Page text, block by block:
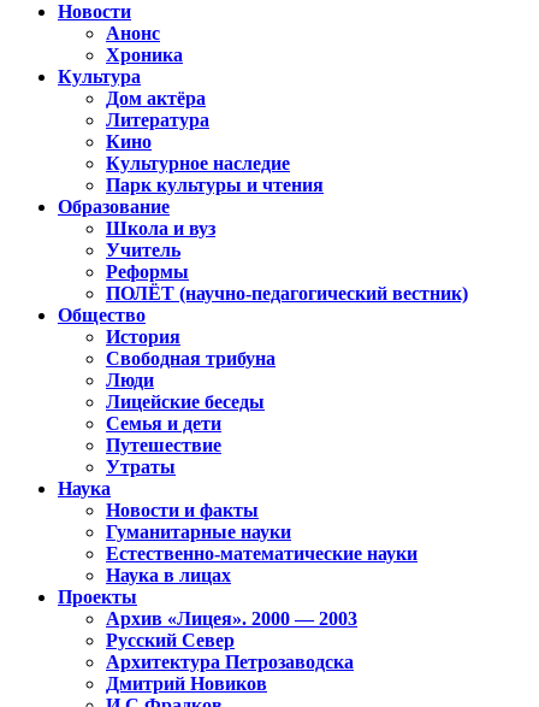
Новости
Анонс
Хроника
Культура
Дом актёра
Литература
Кино
Культурное наследие
Парк культуры и чтения
Образование
Школа и вуз
Учитель
Реформы
ПОЛЁТ (научно-педагогический вестник)
Общество
История
Свободная трибуна
Люди
Лицейские беседы
Семья и дети
Путешествие
Утраты
Наука
Новости и факты
Гуманитарные науки
Естественно-математические науки
Наука в лицах
Проекты
Архив «Лицея». 2000 — 2003
Русский Север
Архитектура Петрозаводска
Дмитрий Новиков